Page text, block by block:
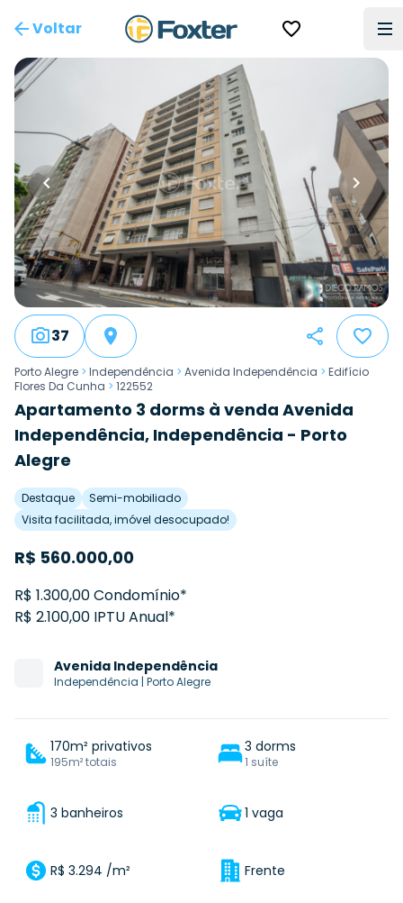
Voltar
37
Porto Alegre > Independência > Avenida Independência > Edifício
Flores Da Cunha > 122552
Apartamento 3 dorms à venda Avenida
Independência, Independência - Porto
Alegre
Destaque
Semi-mobiliado
Visita facilitada, imóvel desocupado!
R$ 560.000,00
R$ 1.300,00 Condomínio*
R$ 2.100,00 IPTU Anual*
Avenida Independência
Independência | Porto Alegre
170m² privativos
195m² totais
3 dorms
1 suíte
3 banheiros 1 vaga
R$ 3.294 /m² Frente